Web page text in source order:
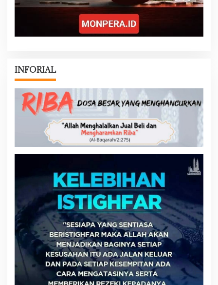
INFORIAL